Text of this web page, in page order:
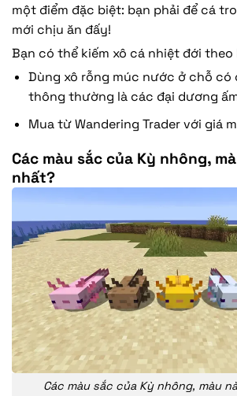
một điểm đặc biệt: bạn phải để cá
mới chịu ăn đấy!
Bạn có thể kiếm xô cá nhiệt đới theo
Dùng xô rỗng múc nước ở chỗ có
thông thường là các đại dương
Mua từ Wandering Trader với giá
Các màu sắc của Kỳ nhông,
nhất?
Các màu sắc của Kỳ nhông, màu